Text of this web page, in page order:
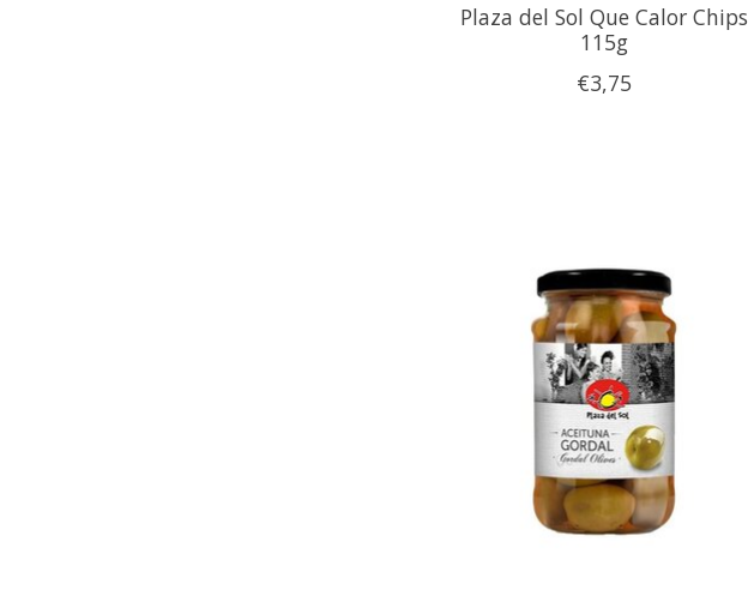
Plaza del Sol Que Calor Chips
115g
€3,75